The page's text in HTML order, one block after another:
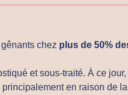
chez plus de 50%
et sous-traité. À ce
en raison de